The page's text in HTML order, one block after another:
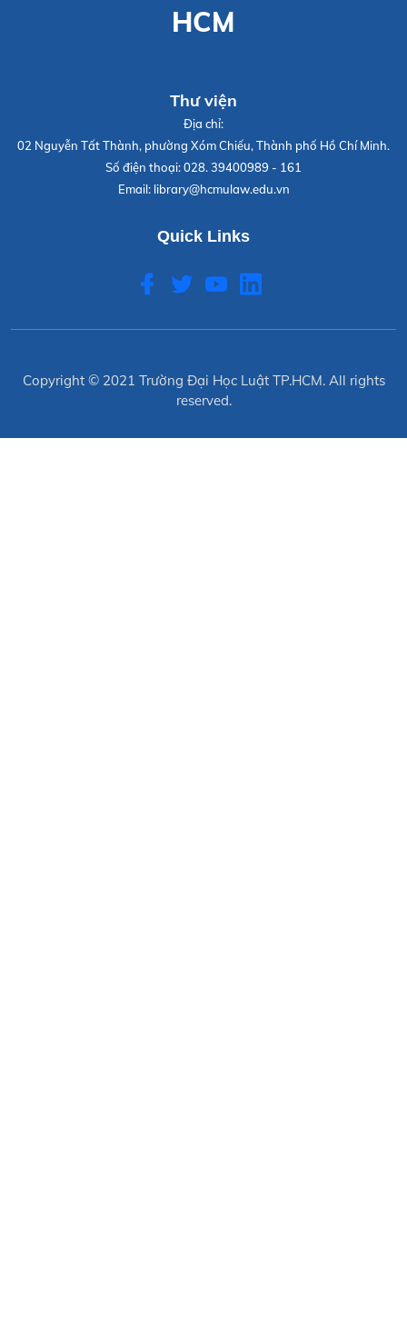
HCM
Thư viện
Địa chỉ:
02 Nguyễn Tất Thành, phường Xóm Chiếu, Thành phố Hồ Chí Minh.
Số điện thoại:028. 39400989 - 161
Email: library@hcmulaw.edu.vn
Quick Links
Copyright © 2021 Trường Đại Học Luật TP.HCM. All rights
reserved.